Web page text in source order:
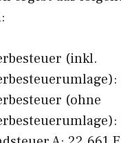
(inkl.
(ohne